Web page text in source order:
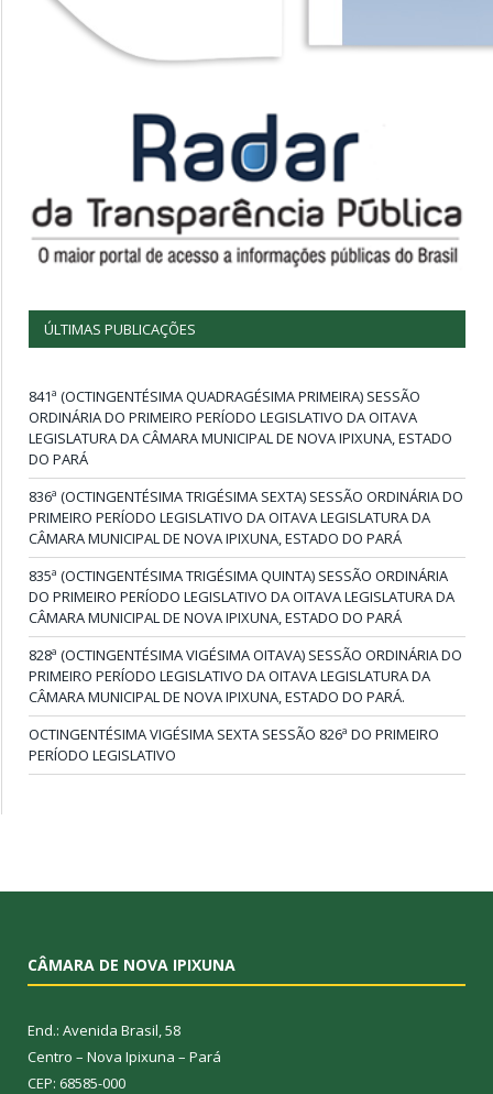
ÚLTIMAS PUBLICAÇÕES
841ª (OCTINGENTÉSIMA QUADRAGÉSIMA PRIMEIRA) SESSÃO
ORDINÁRIA DO PRIMEIRO PERÍODO LEGISLATIVO DA OITAVA
LEGISLATURA DA CÂMARA MUNICIPAL DE NOVA IPIXUNA, ESTADO
DO PARÁ
836ª (OCTINGENTÉSIMA TRIGÉSIMA SEXTA) SESSÃO ORDINÁRIA DO
PRIMEIRO PERÍODO LEGISLATIVO DA OITAVA LEGISLATURA DA
CÂMARA MUNICIPAL DE NOVA IPIXUNA, ESTADO DO PARÁ
835ª (OCTINGENTÉSIMA TRIGÉSIMA QUINTA) SESSÃO ORDINÁRIA
DO PRIMEIRO PERÍODO LEGISLATIVO DA OITAVA LEGISLATURA DA
CÂMARA MUNICIPAL DE NOVA IPIXUNA, ESTADO DO PARÁ
828ª (OCTINGENTÉSIMA VIGÉSIMA OITAVA) SESSÃO ORDINÁRIA DO
PRIMEIRO PERÍODO LEGISLATIVO DA OITAVA LEGISLATURA DA
CÂMARA MUNICIPAL DE NOVA IPIXUNA, ESTADO DO PARÁ.
OCTINGENTÉSIMA VIGÉSIMA SEXTA SESSÃO 826ª DO PRIMEIRO
PERÍODO LEGISLATIVO
CÂMARA DE NOVA IPIXUNA
End.: Avenida Brasil, 58
Centro – Nova Ipixuna – Pará
CEP: 68585-000